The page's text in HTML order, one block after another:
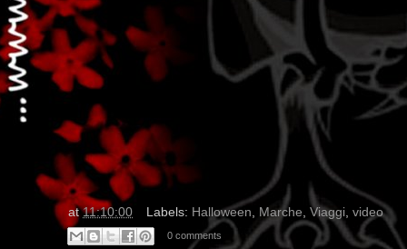
at11:10:00 Labels: Halloween, Marche, Viaggi, video
0 comments